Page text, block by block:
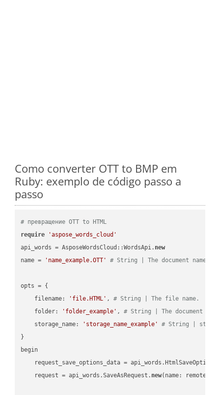
Como converter OTT to BMP em
Ruby: exemplo de código passo a
passo
# превращение OTT to HTML
require
'aspose_words_cloud'
api_words = AsposeWordsCloud::WordsApi. new
name =
'name_example.OTT' # String | The document name.
opts = {
    filename:
'file.HTML' , # String | The file name.
    folder:
'folder_example' , # String | The document
    storage_name:
'storage_name_example'
# String |
}
begin
request_save_options_data =
    request = api_words.SaveAsRequest.
new(name: